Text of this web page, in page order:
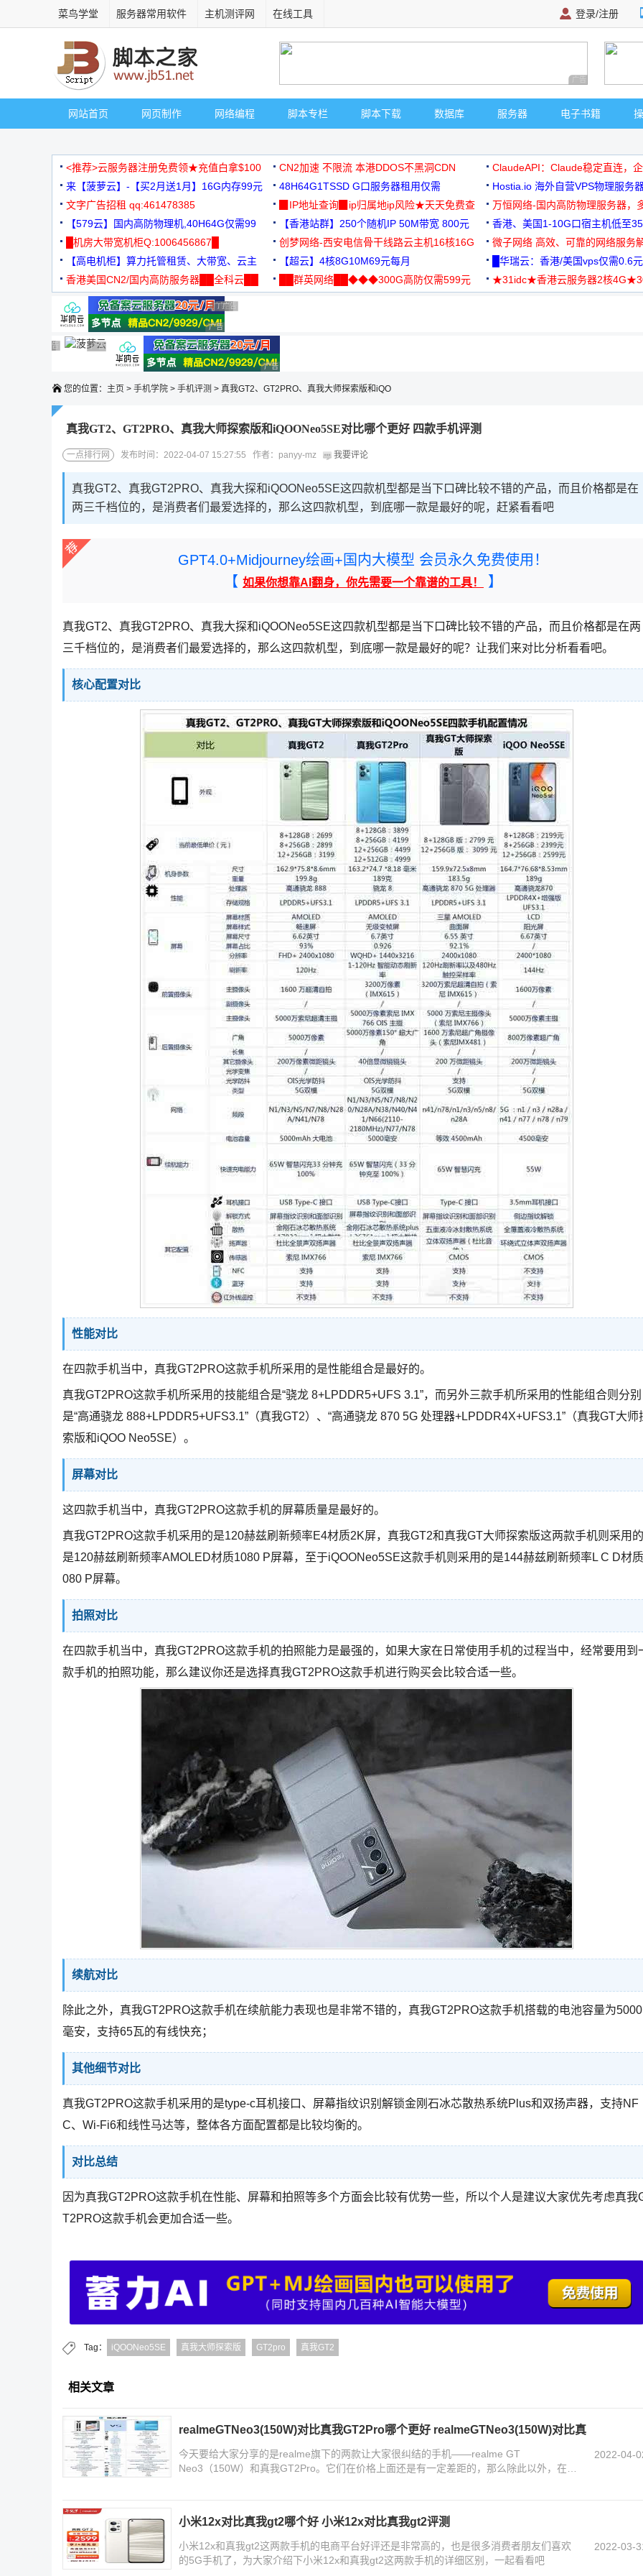
菜鸟学堂 服务器常用软件 主机测评网 在线工具 登录/注册
广告 商业广告，理
网站首页 网页制作 网络编程 脚本专栏 脚本下载 数据库 服务器 电子书籍
<推荐>云服务器注册免费领★充值白拿$100 CN2加速 不限流 本港DDOS不黑洞CDN
ClaudeAPI：Claude稳定直连，
来【菠萝云】-【买2月送1月】16G内存99元
48H64G1TSSD G口服务器租用仅需
3000+可免费测试
Hostia.io 海外自营VPS物理服务
文字广告招租 qq:461478385
▉IP地址查询▉ip归属地ip风险★天天免费查
万恒网络-国内高防物理服务器，
99元/月起
【579云】国内高防物理机,40H64G仅需99
元
【香港站群】250个随机IP 50M带宽 800元
香港、美国1-10G口宿主机低至
█机房大带宽机柜Q:1006456867█
创梦网络-西安电信骨干线路云主机16核16G
88元/月
微子网络 高效、可靠的网络服务
【高电机柜】算力托管租赁、大带宽、云主
机
【超云】4核8G10M69元每月
█华瑞云：香港/美国vps仅需0.6
香港美国CN2/国内高防服务器██全科云██
██群英网络██◆◆◆300G高防仅需599元
★31idc★香港云服务器2核
广告 商业广告，理性选择
广告 商业广告，理性选择
广告 商业广告，理性选择
广告 商业广告，理性选择
广告 商业广告，理性选择
广告 商业广告，理性选择
广告 商业广告，理性选择
广告 商业广告，理性选择广告 商业广告，理性选择
广告 商业广告，理性选择
您的位置： 主页 > 手机学院 > 手机评测 > 真我GT2、GT2PRO、真我大师探索版和iQO
真我GT2、GT2PRO、真我大师探索版和iQOONeo5SE对比哪个更好 四款手机评测
一点排行网 发布时间：2022-04-07 15:27:55 作者：panyy-mz 我要评论
真我GT2、真我GT2PRO、真我大探和iQOONeo5SE这四款机型都是当下口碑比较不错的产品，而且价格都是在
两三千档位的，是消费者们最爱选择的，那么这四款机型，到底哪一款是最好的呢，赶紧看看吧
GPT4.0+Midjourney绘画+国内大模型 会员永久免费使用！
【 如果你想靠AI翻身，你先需要一个靠谱的工具！ 】
真我GT2、真我GT2PRO、真我大探和iQOONeo5SE这四款机型都是当下口碑比较不错的产品，而且价格都是在两
三千档位的，是消费者们最爱选择的，那么这四款机型，到底哪一款是最好的呢？让我们来对比分析看看吧。
核心配置对比
性能对比
在四款手机当中，真我GT2PRO这款手机所采用的是性能组合是最好的。
真我GT2PRO这款手机所采用的技能组合是“骁龙 8+LPDDR5+UFS 3.1”，而另外三款手机所采用的性能组合则分别
是“高通骁龙 888+LPDDR5+UFS3.1”（真我GT2）、“高通骁龙 870 5G 处理器+LPDDR4X+UFS3.1”（真我GT大师
索版和iQOO Neo5SE）。
屏幕对比
这四款手机当中，真我GT2PRO这款手机的屏幕质量是最好的。
真我GT2PRO这款手机采用的是120赫兹刷新频率E4材质2K屏，真我GT2和真我GT大师探索版这两款手机则采用的
是120赫兹刷新频率AMOLED材质1080 P屏幕，至于iQOONeo5SE这款手机则采用的是144赫兹刷新频率L C D材
080 P屏幕。
拍照对比
在四款手机当中，真我GT2PRO这款手机的拍照能力是最强的，如果大家在日常使用手机的过程当中，经常要用到
款手机的拍照功能，那么建议你还是选择真我GT2PRO这款手机进行购买会比较合适一些。
续航对比
除此之外，真我GT2PRO这款手机在续航能力表现也是非常不错的，真我GT2PRO这款手机搭载的电池容量为5000
毫安，支持65瓦的有线快充；
其他细节对比
真我GT2PRO这款手机采用的是type-c耳机接口、屏幕指纹识别解锁金刚石冰芯散热系统Plus和双扬声器，支持NF
C、Wi-Fi6和线性马达等，整体各方面配置都是比较均衡的。
对比总结
因为真我GT2PRO这款手机在性能、屏幕和拍照等多个方面会比较有优势一些，所以个人是建议大家优先考虑真我
T2PRO这款手机会更加合适一些。
Tag： iQOONeo5SE 真我大师探索版 GT2pro 真我GT2
相关文章
realmeGTNeo3(150W)对比真我GT2Pro哪个更好 realmeGTNeo3(150W)对比真
今天要给大家分享的是realme旗下的两款让大家很纠结的手机——realme GT
Neo3（150W）和真我GT2Pro。它们在价格上面还是有一定差距的，那么除此以外，在其
2022-04-
小米12x对比真我gt2哪个好 小米12x对比真我gt2评测
小米12x和真我gt2这两款手机的电商平台好评还是非常高的，也是很多消费者朋友们喜欢
的5G手机了，为大家介绍下小米12x和真我gt2这两款手机的详细区别，一起看看吧
2022-03-